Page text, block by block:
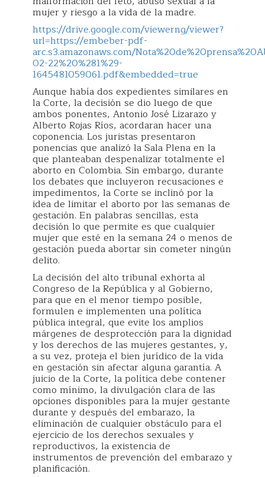
mujer y riesgo a la vida de la madre.
https://drive.google.com/viewerng/viewer?
url=https://embeber-pdf-
arc.s3.amazonaws.com/
02-22%20%281%29-
1645481059061.pdf&embedded=true
Aunque había dos expedientes similares en
la Corte, la decisión se dio luego de que
ambos ponentes, Antonio José Lizarazo y
Alberto Rojas Ríos, acordaran hacer una
coponencia. Los juristas presentaron
ponencias que analizó la Sala Plena en la
que planteaban despenalizar totalmente el
aborto en Colombia. Sin embargo, durante
los debates que incluyeron recusaciones e
impedimentos, la Corte se inclinó por la
idea de limitar el aborto por las semanas de
gestación. En palabras sencillas, esta
decisión lo que permite es que cualquier
mujer que esté en la semana 24 o menos de
gestación pueda abortar sin cometer ningún
delito.
La decisión del alto tribunal exhorta al
Congreso de la República y al Gobierno,
para que en el menor tiempo posible,
formulen e implementen una política
pública integral, que evite los amplios
márgenes de desprotección para la dignidad
y los derechos de las mujeres gestantes, y,
a su vez, proteja el bien jurídico de la vida
en gestación sin afectar alguna garantía. A
juicio de la Corte, la política debe contener
como mínimo, la divulgación clara de las
opciones disponibles para la mujer gestante
durante y después del embarazo, la
eliminación de cualquier obstáculo para el
ejercicio de los derechos sexuales y
reproductivos, la existencia de
instrumentos de prevención del embarazo y
planificación.